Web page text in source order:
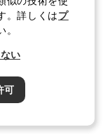
。詳しくはプ
い
可